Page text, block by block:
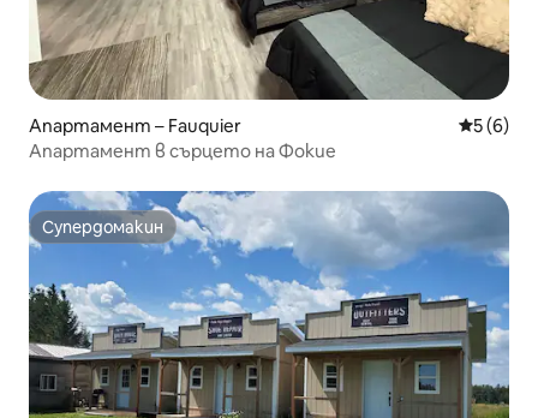
Апартамент – Fauquier Средна
5 (6)
Апартамент в сърцето на Фокие
Супердомакин
Супердомакин